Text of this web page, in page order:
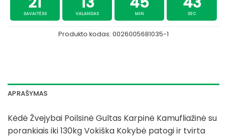
SAVAITĖSS VALANDAS MIN SEC
Produkto kodas: 0026005681035-1
APRAŠYMAS
Kėdė Žvejybai Poilsinė Gultas Karpinė Kamufliažinė su
porankiais iki 130kg Vokiška Kokybė patogi ir tvirta